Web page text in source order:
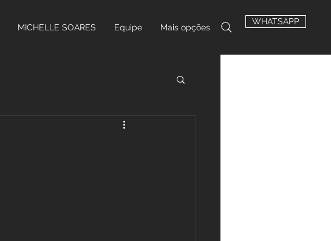
MICHELLE SOARES Equipe Mais opções
WHATSAPP